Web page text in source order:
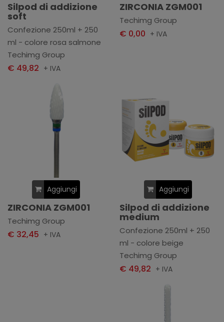
Silpod di addizione
soft
Confezione 250ml + 250
ml - colore rosa salmone
Techimg Group
€ 49,82 + IVA
ZIRCONIA ZGM001
Techimg Group
€ 0,00 + IVA
Aggiungi
ZIRCONIA ZGM001
Techimg Group
€ 32,45 + IVA
Aggiungi
Silpod di addizione
medium
Confezione 250ml + 250
ml - colore beige
Techimg Group
€ 49,82 + IVA